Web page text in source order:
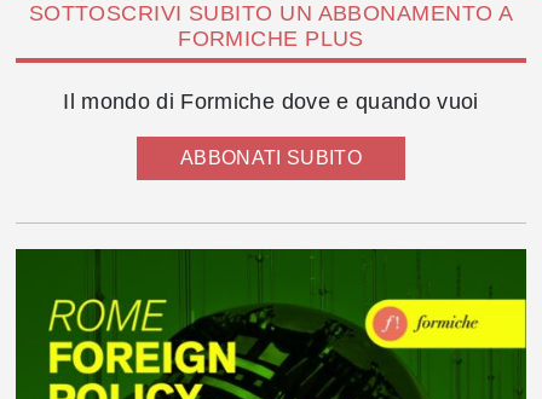
SOTTOSCRIVI SUBITO UN ABBONAMENTO A
FORMICHE PLUS
Il mondo di Formiche dove e quando vuoi
ABBONATI SUBITO